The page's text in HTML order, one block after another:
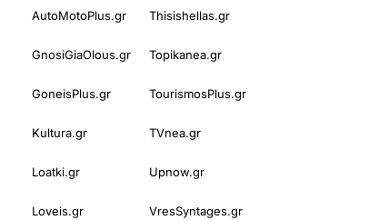
AutoMotoPlus.gr Thisishellas.gr
GnosiGiaOlous.gr Topikanea.gr
GoneisPlus.gr TourismosPlus.gr
Kultura.gr TVnea.gr
Loatki.gr Upnow.gr
Loveis.gr VresSyntages.gr